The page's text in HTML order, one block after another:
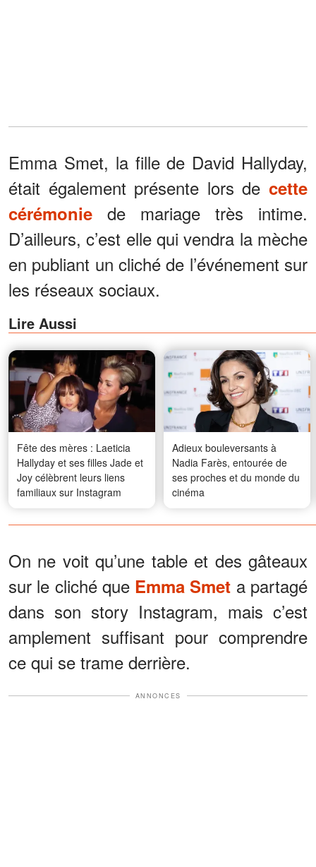
Emma Smet, la fille de David Hallyday,
était également présente lors de cette
cérémonie de mariage très intime.
D’ailleurs, c’est elle qui vendra la mèche
en publiant un cliché de l’événement sur
les réseaux sociaux.
Lire Aussi
Fête des mères : Laeticia
Hallyday et ses filles Jade et
Joy célèbrent leurs liens
familiaux sur Instagram
Adieux bouleversants à
Nadia Farès, entourée de
ses proches et du monde du
cinéma
On ne voit qu’une table et des gâteaux
sur le cliché que Emma Smet a partagé
dans son story Instagram, mais c’est
amplement suffisant pour comprendre
ce qui se trame derrière.
ANNONCES